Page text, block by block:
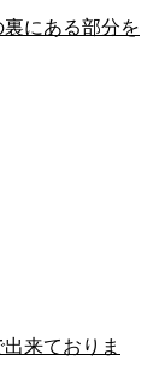
にある部分を
来ておりま